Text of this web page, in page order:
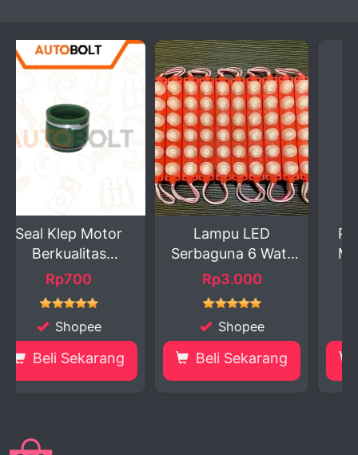
Lampu LED
Serbaguna 6 Watt
Beli Sekarang
Pembersih Kerak
Mesin Luar Biasa
Beli Sekarang